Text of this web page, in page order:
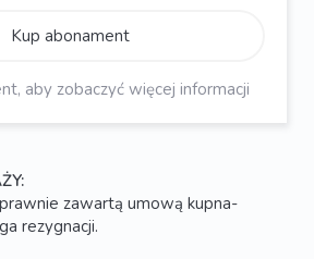
Kup abonament
aby zobaczyć więcej informacji
zawartą umową kupna-
rezygnacji.